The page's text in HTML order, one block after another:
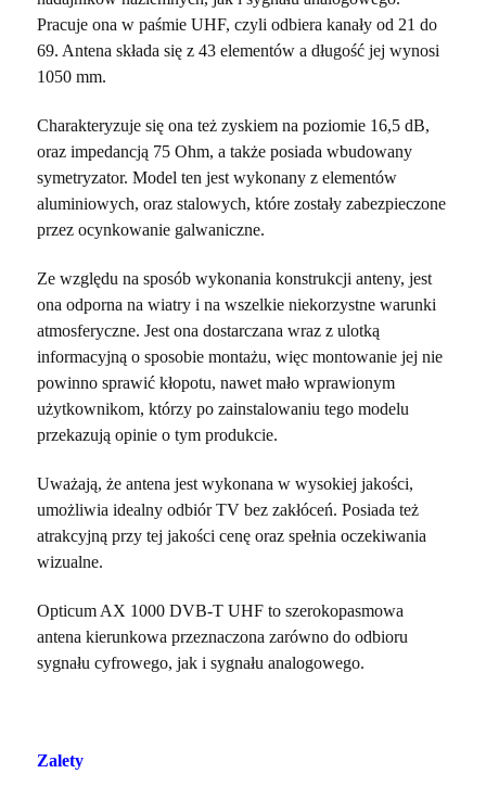
Pracuje ona w paśmie UHF, czyli odbiera kanały od 21 do
69. Antena składa się z 43 elementów a długość jej wynosi
1050 mm.
Charakteryzuje się ona też zyskiem na poziomie 16,5 dB,
oraz impedancją 75 Ohm, a także posiada wbudowany
symetryzator. Model ten jest wykonany z elementów
aluminiowych, oraz stalowych, które zostały zabezpieczone
przez ocynkowanie galwaniczne.
Ze względu na sposób wykonania konstrukcji anteny, jest
ona odporna na wiatry i na wszelkie niekorzystne warunki
atmosferyczne. Jest ona dostarczana wraz z ulotką
informacyjną o sposobie montażu, więc montowanie jej nie
powinno sprawić kłopotu, nawet mało wprawionym
użytkownikom, którzy po zainstalowaniu tego modelu
przekazują opinie o tym produkcie.
Uważają, że antena jest wykonana w wysokiej jakości,
umożliwia idealny odbiór TV bez zakłóceń. Posiada też
atrakcyjną przy tej jakości cenę oraz spełnia oczekiwania
wizualne.
Opticum AX 1000 DVB-T UHF to szerokopasmowa
antena kierunkowa przeznaczona zarówno do odbioru
sygnału cyfrowego, jak i sygnału analogowego.
Zalety